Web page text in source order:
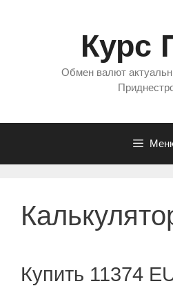
Курс
Обмен валют
Купить 11374